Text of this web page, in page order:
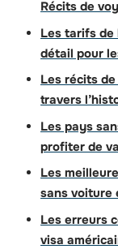
Récits de
Les tarifs de
détail pour
Les récits
travers
Les pays
profiter de
Les
sans voiture
Les erreurs
visa